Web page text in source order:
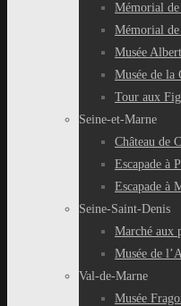
Mémorial
Mémorial de
Musée
Musée de la
Tour aux
Seine-et-Marne
Château de
Escapade à
Escapade à
Seine-Saint-Denis
Marché aux
Musée de
Val-de-Marne
Musée